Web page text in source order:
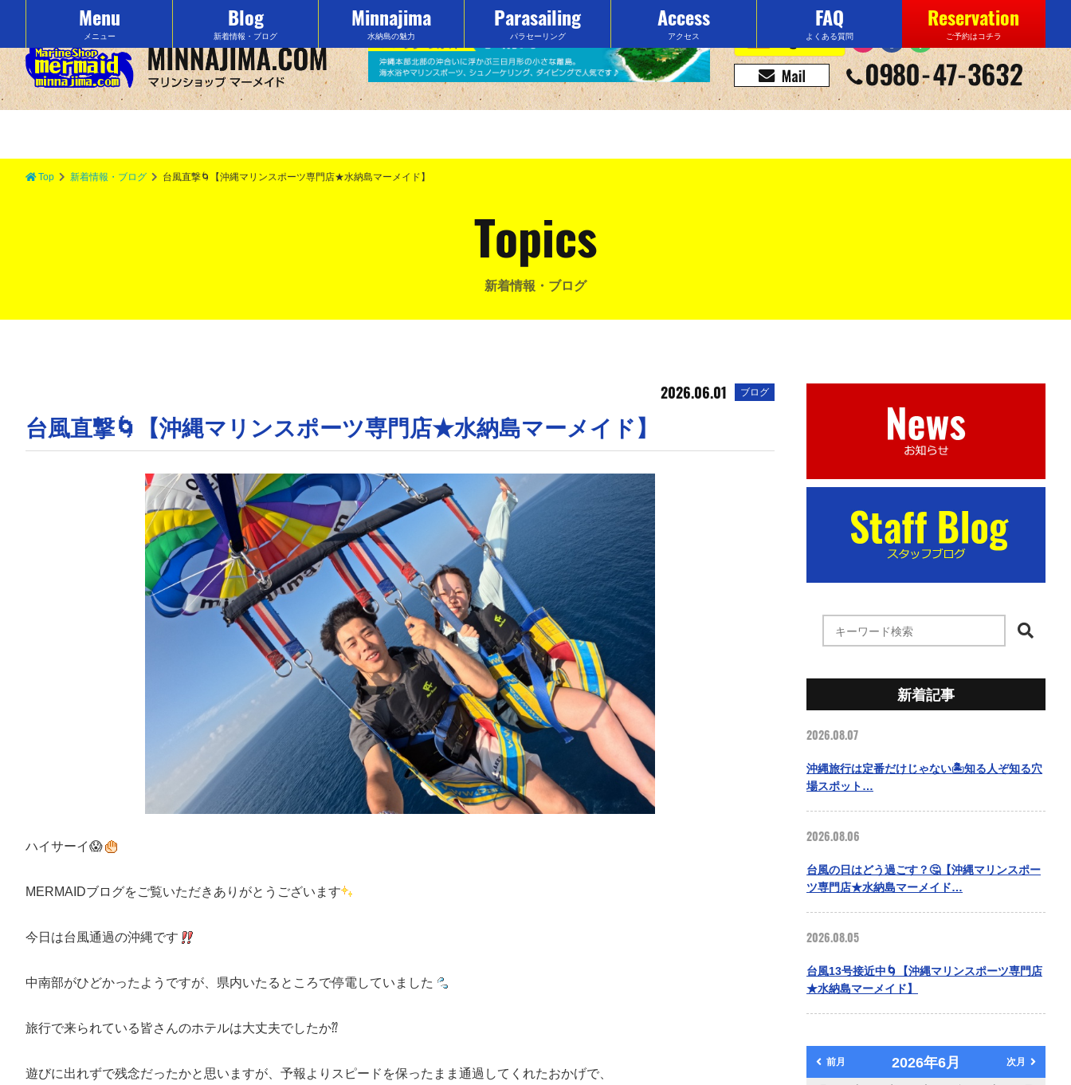
沖縄の水納島でマリンスポーツをするなら「マーメイド」で決まり！
Menu
メニュー
Blog
新着情報・ブログ
Minnajima
水納島の魅力
Parasailing
パラセーリング
Access
アクセス
FAQ
よくある質問
Reservation
ご予約はコチラ
Top 新着情報・ブログ 台風直撃🌀【沖縄マリンスポーツ専門店★水納島マーメイド】
Topics
新着情報・ブログ
2026.06.01 ブログ
台風直撃🌀【沖縄マリンスポーツ専門店★水納島マーメイド】
ハイサーイ😱
MERMAIDブログをご覧いただきありがとうございます
今日は台風通過の沖縄です
中南部がひどかったようですが、県内いたるところで停電していました
旅行で来られている皆さんのホテルは大丈夫でしたか⁇
遊びに出れずで残念だったかと思いますが、予報よりスピードを保ったまま通過してくれたおかげで、
新着記事
2026.08.07
沖縄旅行は定番だけじゃない🏝️知る人ぞ知る穴
場スポット…
2026.08.06
台風の日はどう過ごす？🤔【沖縄マリンスポー
ツ専門店★水納島マーメイド…
2026.08.05
台風13号接近中🌀【沖縄マリンスポーツ専門店
★水納島マーメイド】
前月 2026年6月 次月